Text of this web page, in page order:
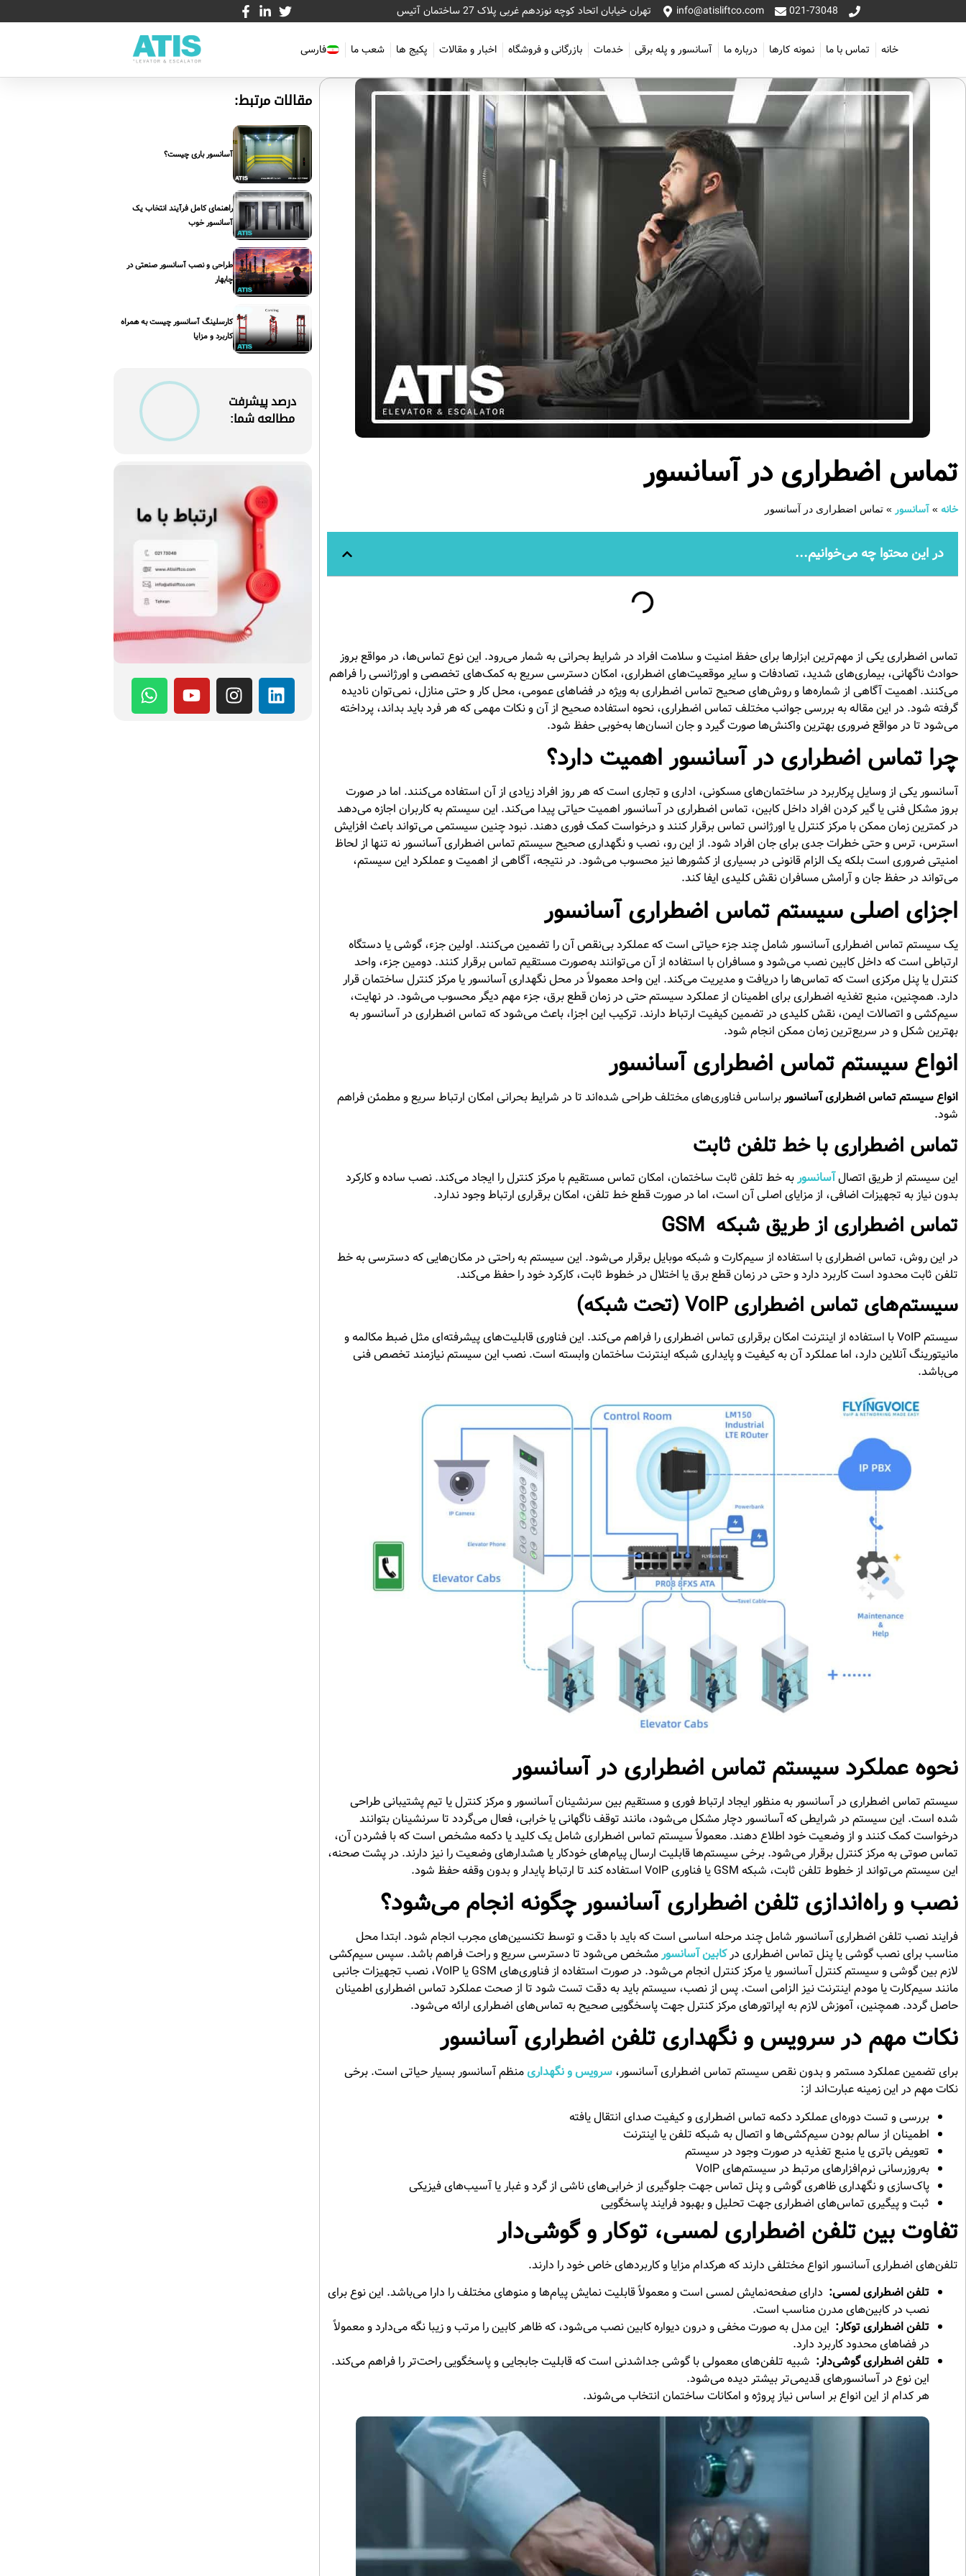
021-73048
info@atisliftco.com تهران خیابان اتحاد کوچه نوزدهم غربی پلاک 27 ساختمان آتیس
خانه تماس با ما نمونه کارها درباره ما آسانسور و پله برقی خدمات بازرگانی و فروشگاه اخبار و مقالات پکیج ها شعب ما فارسی
تماس اضطراری در آسانسور
خانه » آسانسور » تماس اضطراری در آسانسور
در این محتوا چه می‌خوانیم...
تماس اضطراری یکی از مهم‌ترین ابزارها برای حفظ امنیت و سلامت افراد در شرایط بحرانی به شمار می‌رود. این نوع تماس‌ها، در مواقع بروز
حوادث ناگهانی، بیماری‌های شدید، تصادفات و سایر موقعیت‌های اضطراری، امکان دسترسی سریع به کمک‌های تخصصی و اورژانسی را فراهم
می‌کنند. اهمیت آگاهی از شماره‌ها و روش‌های صحیح تماس اضطراری به ویژه در فضاهای عمومی، محل کار و حتی منازل، نمی‌توان نادیده
گرفته شود. در این مقاله به بررسی جوانب مختلف تماس اضطراری، نحوه استفاده صحیح از آن و نکات مهمی که هر فرد باید بداند، پرداخته
می‌شود تا در مواقع ضروری بهترین واکنش‌ها صورت گیرد و جان انسان‌ها به‌خوبی حفظ شود.
چرا تماس اضطراری در آسانسور اهمیت دارد؟
آسانسور یکی از وسایل پرکاربرد در ساختمان‌های مسکونی، اداری و تجاری است که هر روز افراد زیادی از آن استفاده می‌کنند. اما در صورت
بروز مشکل فنی یا گیر کردن افراد داخل کابین، تماس اضطراری در آسانسور اهمیت حیاتی پیدا می‌کند. این سیستم به کاربران اجازه می‌دهد
در کمترین زمان ممکن با مرکز کنترل یا اورژانس تماس برقرار کنند و درخواست کمک فوری دهند. نبود چنین سیستمی می‌تواند باعث افزایش
استرس، ترس و حتی خطرات جدی برای جان افراد شود. از این رو، نصب و نگهداری صحیح سیستم تماس اضطراری آسانسور نه تنها از لحاظ
امنیتی ضروری است بلکه یک الزام قانونی در بسیاری از کشورها نیز محسوب می‌شود. در نتیجه، آگاهی از اهمیت و عملکرد این سیستم،
می‌تواند در حفظ جان و آرامش مسافران نقش کلیدی ایفا کند.
اجزای اصلی سیستم تماس اضطراری آسانسور
یک سیستم تماس اضطراری آسانسور شامل چند جزء حیاتی است که عملکرد بی‌نقص آن را تضمین می‌کنند. اولین جزء، گوشی یا دستگاه
ارتباطی است که داخل کابین نصب می‌شود و مسافران با استفاده از آن می‌توانند به‌صورت مستقیم تماس برقرار کنند. دومین جزء، واحد
کنترل یا پنل مرکزی است که تماس‌ها را دریافت و مدیریت می‌کند. این واحد معمولاً در محل نگهداری آسانسور یا مرکز کنترل ساختمان قرار
دارد. همچنین، منبع تغذیه اضطراری برای اطمینان از عملکرد سیستم حتی در زمان قطع برق، جزء مهم دیگر محسوب می‌شود. در نهایت،
سیم‌کشی و اتصالات ایمن، نقش کلیدی در تضمین کیفیت ارتباط دارند. ترکیب این اجزا، باعث می‌شود که تماس اضطراری در آسانسور به
بهترین شکل و در سریع‌ترین زمان ممکن انجام شود.
انواع سیستم تماس اضطراری آسانسور
انواع سیستم تماس اضطراری آسانسوربراساس فناوری‌های مختلف طراحی شده‌اند تا در شرایط بحرانی امکان ارتباط سریع و مطمئن فراهم
شود.
تماس اضطراری با خط تلفن ثابت
این سیستم از طریق اتصالآسانسوربه خط تلفن ثابت ساختمان، امکان تماس مستقیم با مرکز کنترل را ایجاد می‌کند. نصب ساده و کارکرد
بدون نیاز به تجهیزات اضافی، از مزایای اصلی آن است، اما در صورت قطع خط تلفن، امکان برقراری ارتباط وجود ندارد.
تماس اضطراری از طریق شبکه GSM
در این روش، تماس اضطراری با استفاده از سیم‌کارت و شبکه موبایل برقرار می‌شود. این سیستم به راحتی در مکان‌هایی که دسترسی به خط
تلفن ثابت محدود است کاربرد دارد و حتی در زمان قطع برق یا اختلال در خطوط ثابت، کارکرد خود را حفظ می‌کند.
سیستم‌های تماس اضطراری VoIP (تحت شبکه)
سیستم VoIP با استفاده از اینترنت امکان برقراری تماس اضطراری را فراهم می‌کند. این فناوری قابلیت‌های پیشرفته‌ای مثل ضبط مکالمه و
مانیتورینگ آنلاین دارد، اما عملکرد آن به کیفیت و پایداری شبکه اینترنت ساختمان وابسته است. نصب این سیستم نیازمند تخصص فنی
می‌باشد.
نحوه عملکرد سیستم تماس اضطراری در آسانسور
سیستم تماس اضطراری در آسانسور به منظور ایجاد ارتباط فوری و مستقیم بین سرنشینان آسانسور و مرکز کنترل یا تیم پشتیبانی طراحی
شده است. این سیستم در شرایطی که آسانسور دچار مشکل می‌شود، مانند توقف ناگهانی یا خرابی، فعال می‌گردد تا سرنشینان بتوانند
درخواست کمک کنند و از وضعیت خود اطلاع دهند. معمولاً سیستم تماس اضطراری شامل یک کلید یا دکمه مشخص است که با فشردن آن،
تماس صوتی به مرکز کنترل برقرار می‌شود. برخی سیستم‌ها قابلیت ارسال پیام‌های خودکار یا هشدارهای وضعیت را نیز دارند. در پشت صحنه،
این سیستم می‌تواند از خطوط تلفن ثابت، شبکه GSM یا فناوری VoIP استفاده کند تا ارتباط پایدار و بدون وقفه حفظ شود.
نصب و راه‌اندازی تلفن اضطراری آسانسور چگونه انجام می‌شود؟
فرایند نصب تلفن اضطراری آسانسور شامل چند مرحله اساسی است که باید با دقت و توسط تکنسین‌های مجرب انجام شود. ابتدا محل
مناسب برای نصب گوشی یا پنل تماس اضطراری درکابین آسانسورمشخص می‌شود تا دسترسی سریع و راحت فراهم باشد. سپس سیم‌کشی
لازم بین گوشی و سیستم کنترل آسانسور یا مرکز کنترل انجام می‌شود. در صورت استفاده از فناوری‌های GSM یا VoIP، نصب تجهیزات جانبی
مانند سیم‌کارت یا مودم اینترنت نیز الزامی است. پس از نصب، سیستم باید به دقت تست شود تا از صحت عملکرد تماس اضطراری اطمینان
حاصل گردد. همچنین، آموزش لازم به اپراتورهای مرکز کنترل جهت پاسخگویی صحیح به تماس‌های اضطراری ارائه می‌شود.
نکات مهم در سرویس و نگهداری تلفن اضطراری آسانسور
برای تضمین عملکرد مستمر و بدون نقص سیستم تماس اضطراری آسانسور، سرویس و نگهداریمنظم آسانسور بسیار حیاتی است. برخی
نکات مهم در این زمینه عبارت‌اند از:
بررسی و تست دوره‌ای عملکرد دکمه تماس اضطراری و کیفیت صدای انتقال یافته
اطمینان از سالم بودن سیم‌کشی‌ها و اتصال به شبکه تلفن یا اینترنت
تعویض باتری یا منبع تغذیه در صورت وجود در سیستم
به‌روزرسانی نرم‌افزارهای مرتبط در سیستم‌های VoIP
پاک‌سازی و نگهداری ظاهری گوشی و پنل تماس جهت جلوگیری از خرابی‌های ناشی از گرد و غبار یا آسیب‌های فیزیکی
ثبت و پیگیری تماس‌های اضطراری جهت تحلیل و بهبود فرایند پاسخگویی
تفاوت بین تلفن اضطراری لمسی، توکار و گوشی‌دار
تلفن‌های اضطراری آسانسور انواع مختلفی دارند که هرکدام مزایا و کاربردهای خاص خود را دارند.
تلفن اضطراری لمسی: دارای صفحه‌نمایش لمسی است و معمولاً قابلیت نمایش پیام‌ها و منوهای مختلف را دارا می‌باشد. این نوع برای
نصب در کابین‌های مدرن مناسب است.
تلفن اضطراری توکار: این مدل به صورت مخفی و درون دیواره کابین نصب می‌شود، که ظاهر کابین را مرتب و زیبا نگه می‌دارد و معمولاً
در فضاهای محدود کاربرد دارد.
تلفن اضطراری گوشی‌دار: شبیه تلفن‌های معمولی با گوشی جداشدنی است که قابلیت جابجایی و پاسخگویی راحت‌تر را فراهم می‌کند.
این نوع در آسانسورهای قدیمی‌تر بیشتر دیده می‌شود.
هر کدام از این انواع بر اساس نیاز پروژه و امکانات ساختمان انتخاب می‌شوند.
مقالات مرتبط:
آسانسور باری چیست؟
راهنمای کامل فرآیند انتخاب یک
آسانسور خوب
طراحی و نصب آسانسور صنعتی در
چابهار
کارسلینگ آسانسور چیست به همراه
کاربرد و مزایا
درصد پیشرفت
مطالعه شما: